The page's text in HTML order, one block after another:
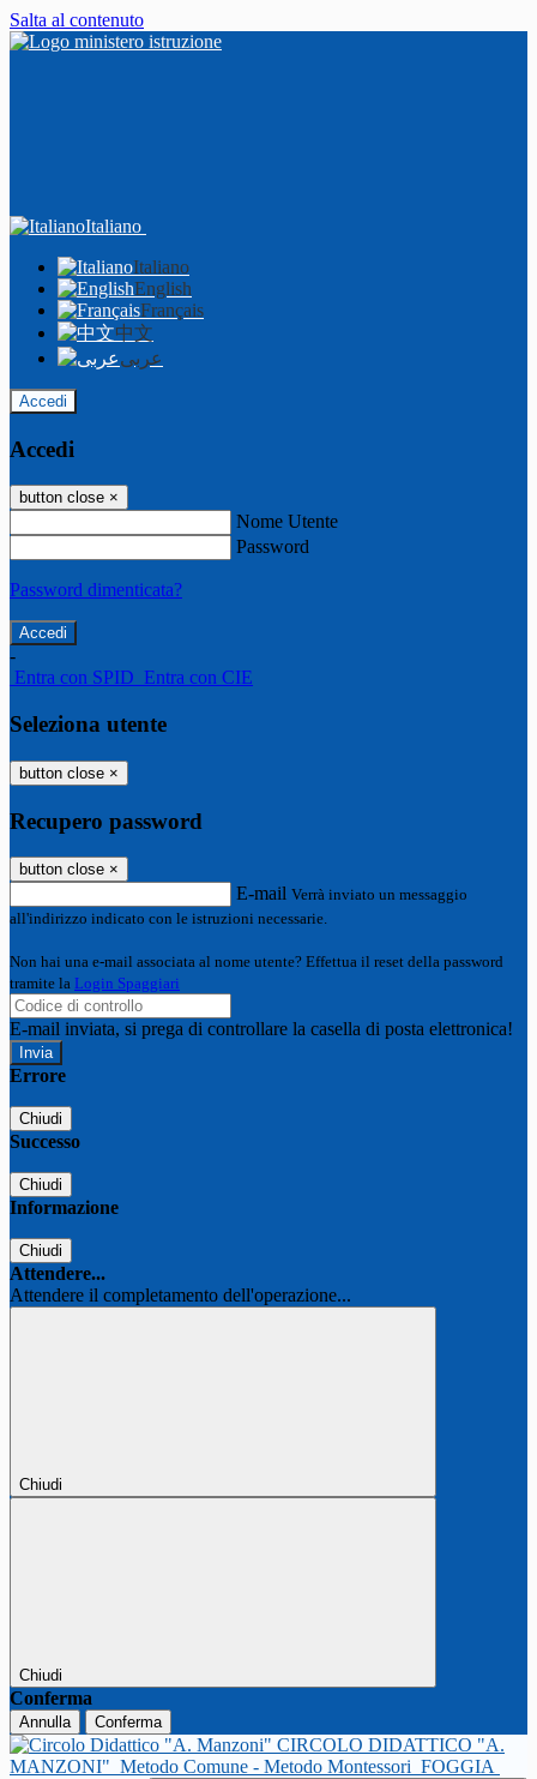
Salta al contenuto
Italiano
Italiano
English
Français
中文
عربى
Accedi
Accedi
button close ×
Nome Utente
Password
Password dimenticata?
-
Entra con SPID Entra con CIE
Seleziona utente
button close ×
Recupero password
button close ×
E-mail Verrà inviato un messaggio
all'indirizzo indicato con le istruzioni necessarie.
Non hai una e-mail associata al nome utente? Effettua il reset della password
tramite la Login Spaggiari
E-mail inviata, si prega di controllare la casella di posta elettronica!
Errore
Chiudi
Successo
Chiudi
Informazione
Chiudi
Attendere...
Attendere il completamento dell'operazione...
Chiudi
Chiudi
Conferma
Annulla Conferma
CIRCOLO DIDATTICO "A.
MANZONI" Metodo Comune - Metodo Montessori FOGGIA